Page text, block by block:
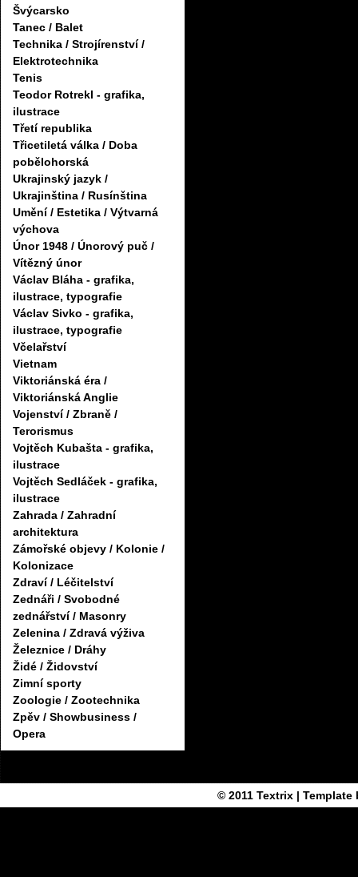
Švýcarsko
Tanec / Balet
Technika / Strojírenství /
Elektrotechnika
Tenis
Teodor Rotrekl - grafika,
ilustrace
Třetí republika
Třicetiletá válka / Doba
pobělohorská
Ukrajinský jazyk /
Ukrajinština / Rusínština
Umění / Estetika / Výtvarná
výchova
Únor 1948 / Únorový puč /
Vítězný únor
Václav Bláha - grafika,
ilustrace, typografie
Václav Sivko - grafika,
ilustrace, typografie
Včelařství
Vietnam
Viktoriánská éra /
Viktoriánská Anglie
Vojenství / Zbraně /
Terorismus
Vojtěch Kubašta - grafika,
ilustrace
Vojtěch Sedláček - grafika,
ilustrace
Zahrada / Zahradní
architektura
Zámořské objevy / Kolonie /
Kolonizace
Zdraví / Léčitelství
Zednáři / Svobodné
zednářství / Masonry
Zelenina / Zdravá výživa
Železnice / Dráhy
Židé / Židovství
Zimní sporty
Zoologie / Zootechnika
Zpěv / Showbusiness /
Opera
© 2011 Textrix| Template